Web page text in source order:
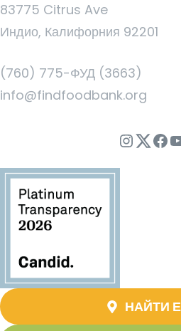
83775 Citrus Ave
Индио, Калифорния 92201
(760) 775-ФУД (3663)
info@findfoodbank.org
НАЙТИ